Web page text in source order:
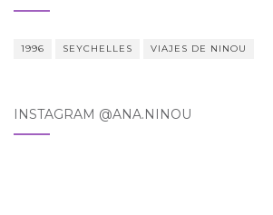
1996 SEYCHELLES VIAJES DE NINOU
INSTAGRAM @ANA.NINOU